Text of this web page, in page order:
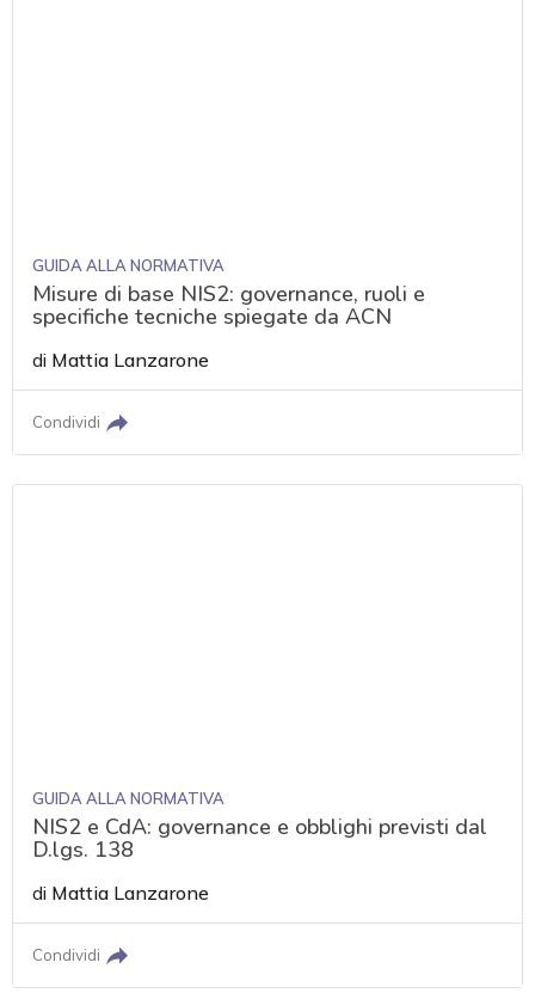
GUIDA ALLA NORMATIVA
Misure di base NIS2: governance, ruoli e
specifiche tecniche spiegate da ACN
di Mattia Lanzarone
Condividi
GUIDA ALLA NORMATIVA
NIS2 e CdA: governance e obblighi previsti dal
D.lgs. 138
di Mattia Lanzarone
Condividi